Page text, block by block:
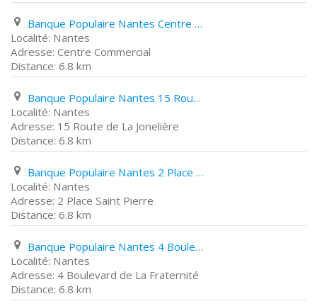
Banque Populaire Nantes Centre Commercial
Nantes
Centre Commercial
6.8 km
Banque Populaire Nantes 15 Route de La Jonelière
Nantes
15 Route de La Jonelière
6.8 km
Banque Populaire Nantes 2 Place Saint Pierre
Nantes
2 Place Saint Pierre
6.8 km
Banque Populaire Nantes 4 Boulevard de La Fraternité
Nantes
4 Boulevard de La Fraternité
6.8 km